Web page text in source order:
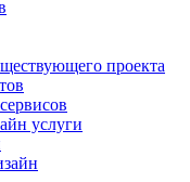
проекта
услуги